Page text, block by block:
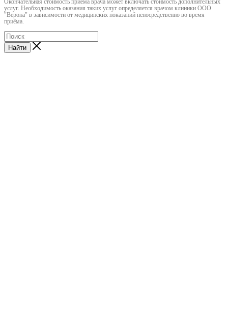
услуг. Необходимость оказания таких услуг определяется врачом клиники ООО
"Верона" в зависимости от медицинских показаний непосредственно во время
приёма.
Найти